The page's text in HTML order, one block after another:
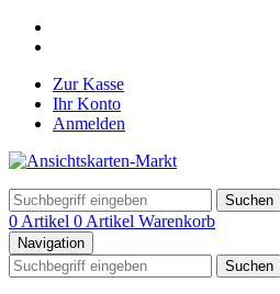
Zur Kasse
Ihr Konto
Anmelden
Suchen
0 Artikel 0 Artikel Warenkorb
Navigation
Suchen